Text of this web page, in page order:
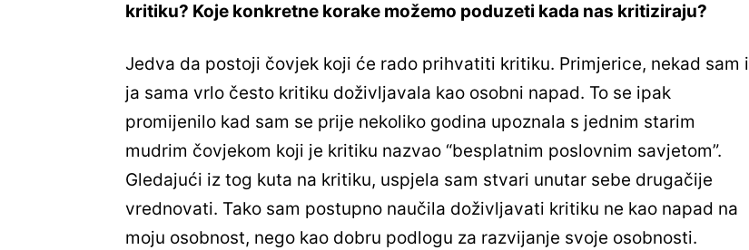
kritiku? Koje konkretne korake možemo poduzeti kada nas kritiziraju?
Jedva da postoji čovjek koji će rado prihvatiti kritiku. Primjerice, nekad sam i
ja sama vrlo često kritiku doživljavala kao osobni napad. To se ipak
promijenilo kad sam se prije nekoliko godina upoznala s jednim starim
mudrim čovjekom koji je kritiku nazvao “besplatnim poslovnim savjetom”.
Gledajući iz tog kuta na kritiku, uspjela sam stvari unutar sebe drugačije
vrednovati. Tako sam postupno naučila doživljavati kritiku ne kao napad na
moju osobnost, nego kao dobru podlogu za razvijanje svoje osobnosti.